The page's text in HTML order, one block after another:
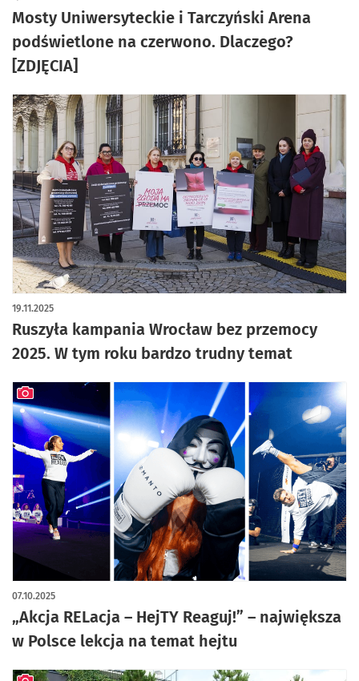
Mosty Uniwersyteckie i Tarczyński Arena
podświetlone na czerwono. Dlaczego?
[ZDJĘCIA]
Ruszyła kampania Wrocław bez przemocy
2025. W tym roku bardzo trudny temat
19.11.2025
„Akcja RELacja – HejTY Reaguj!” – największa
w Polsce lekcja na temat hejtu
07.10.2025
artykuł z galerią zdjęć